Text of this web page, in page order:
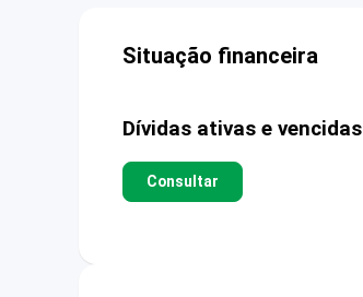
Situação financeira
Dívidas ativas e vencidas
Consultar